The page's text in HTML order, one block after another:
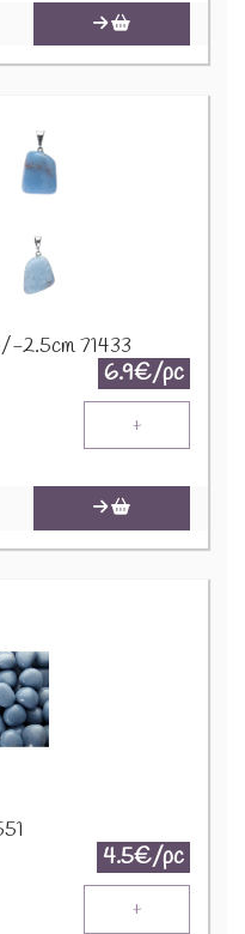
2.5cm 71433
6.9€/pc
+
4.5€/pc
+